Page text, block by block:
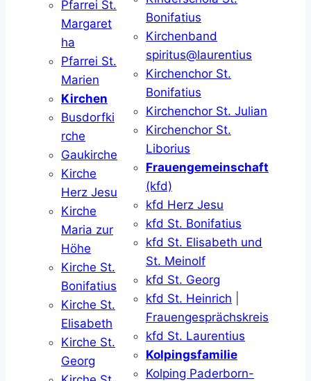
Pfarrei St.
Margaret
ha
Pfarrei St.
Marien
Kirchen
Busdorfki
rche
Gaukirche
Kirche
Herz Jesu
Kirche
Maria zur
Höhe
Kirche St.
Bonifatius
Kirche St.
Elisabeth
Kirche St.
Georg
Bonifatius
Kirchenband
spiritus@laurentius
Kirchenchor St.
Bonifatius
Kirchenchor St. Julian
Kirchenchor St.
Liborius
Frauengemeinschaft
(kfd)
kfd Herz Jesu
kfd St. Bonifatius
kfd St. Elisabeth und
St. Meinolf
kfd St. Georg
kfd St. Heinrich
Frauengesprächskreis
kfd St. Laurentius
Kolpingsfamilie
Kolping Paderborn-